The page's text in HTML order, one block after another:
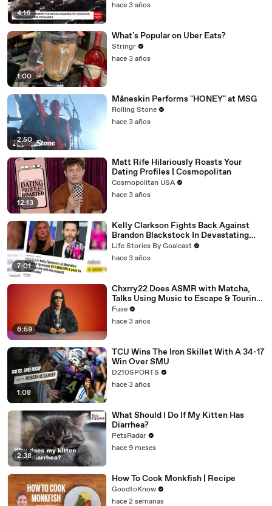
4:16
hace 3 años
1:00
What's Popular on Uber Eats?
Stringr
hace 3 años
2:50
Måneskin Performs "HONEY" at MSG
Rolling Stone
hace 3 años
12:13
Matt Rife Hilariously Roasts Your
Dating Profiles | Cosmopolitan
Cosmopolitan USA
hace 3 años
7:01
Kelly Clarkson Fights Back Against
Brandon Blackstock In Devastating
Divorce Battle
Life Stories By Goalcast
hace 3 años
6:59
Chxrry22 Does ASMR with Matcha,
Talks Using Music to Escape & Touring
with The Weeknd
Fuse
hace 3 años
1:08
TCU Wins The Iron Skillet With A 34-17
Win Over SMU
D210SPORTS
hace 3 años
2:38
What Should I Do If My Kitten Has
Diarrhea?
PetsRadar
hace 9 meses
How To Cook Monkfish | Recipe
GoodtoKnow
hace 2 semanas